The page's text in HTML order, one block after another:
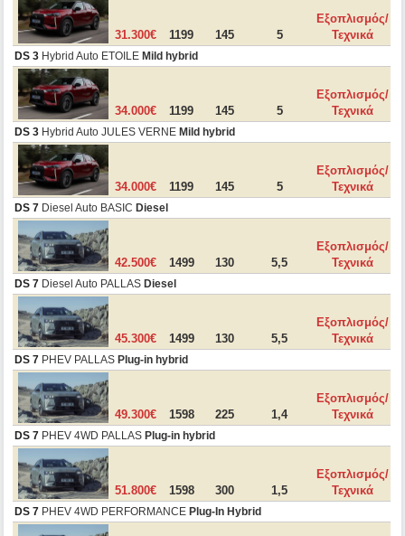
31.300€ 1199 145 5
Εξοπλισμός/
Τεχνικά
DS 3 Hybrid Auto ETOILE Mild hybrid
34.000€ 1199 145 5
Εξοπλισμός/
Τεχνικά
DS 3 Hybrid Auto JULES VERNE Mild hybrid
34.000€ 1199 145 5
Εξοπλισμός/
Τεχνικά
DS 7 Diesel Auto BASIC Diesel
42.500€ 1499 130 5,5
Εξοπλισμός/
Τεχνικά
DS 7 Diesel Auto PALLAS Diesel
45.300€ 1499 130 5,5
Εξοπλισμός/
Τεχνικά
DS 7 PHEV PALLAS Plug-in hybrid
49.300€ 1598 225 1,4
Εξοπλισμός/
Τεχνικά
DS 7 PHEV 4WD PALLAS Plug-in hybrid
51.800€ 1598 300 1,5
Εξοπλισμός/
Τεχνικά
DS 7 PHEV 4WD PERFORMANCE Plug-In Hybrid